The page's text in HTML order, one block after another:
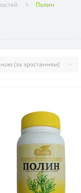
Полин